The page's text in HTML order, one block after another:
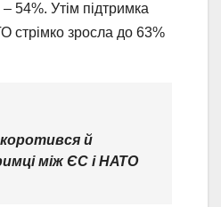
– 54%. Утім підтримка
стрімко зросла до 63%
й
між ЄС і НАТО